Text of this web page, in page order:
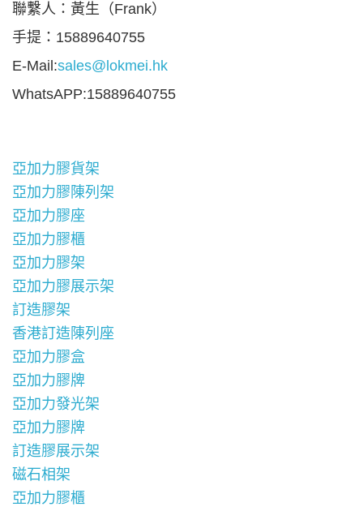
聯繫人：黃生（Frank）
手提：15889640755
E-Mail:sales@lokmei.hk
WhatsAPP:15889640755
亞加力膠貨架
亞加力膠陳列架
亞加力膠座
亞加力膠櫃
亞加力膠架
亞加力膠展示架
訂造膠架
香港訂造陳列座
亞加力膠盒
亞加力膠牌
亞加力發光架
亞加力膠牌
訂造膠展示架
磁石相架
亞加力膠櫃